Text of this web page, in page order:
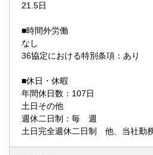
21.5日
■時間外労働
なし
36協定における特別条項：あり
■休日・休暇
年間休日数：107日
土日その他
週休二日制：毎 週
土日完全週休二日制 他、当社勤